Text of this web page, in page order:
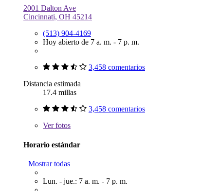
2001 Dalton Ave
Cincinnati, OH 45214
(513) 904-4169
Hoy abierto de 7 a. m. - 7 p. m.
3,458 comentarios
Distancia estimada
17.4 millas
3,458 comentarios
Verfotos
Horario estándar
Mostrar todas
Lun. - jue.: 7 a. m. - 7 p. m.